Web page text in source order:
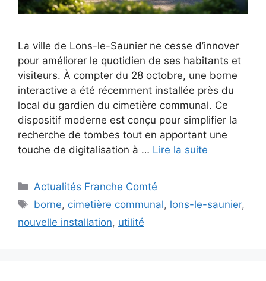
La ville de Lons-le-Saunier ne cesse d’innover
pour améliorer le quotidien de ses habitants et
visiteurs. À compter du 28 octobre, une borne
interactive a été récemment installée près du
local du gardien du cimetière communal. Ce
dispositif moderne est conçu pour simplifier la
recherche de tombes tout en apportant une
touche de digitalisation à … Lire la suite
Catégories
Actualités Franche Comté
Étiquettes
borne, cimetière communal, lons-le-saunier,
nouvelle installation, utilité